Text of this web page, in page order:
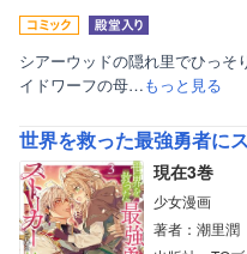
シアーウッドの隠れ里でひっそ
イドワーフの母…もっと見る
世界を救った最強勇者に
現在3巻
少女漫画
著者：潮里潤